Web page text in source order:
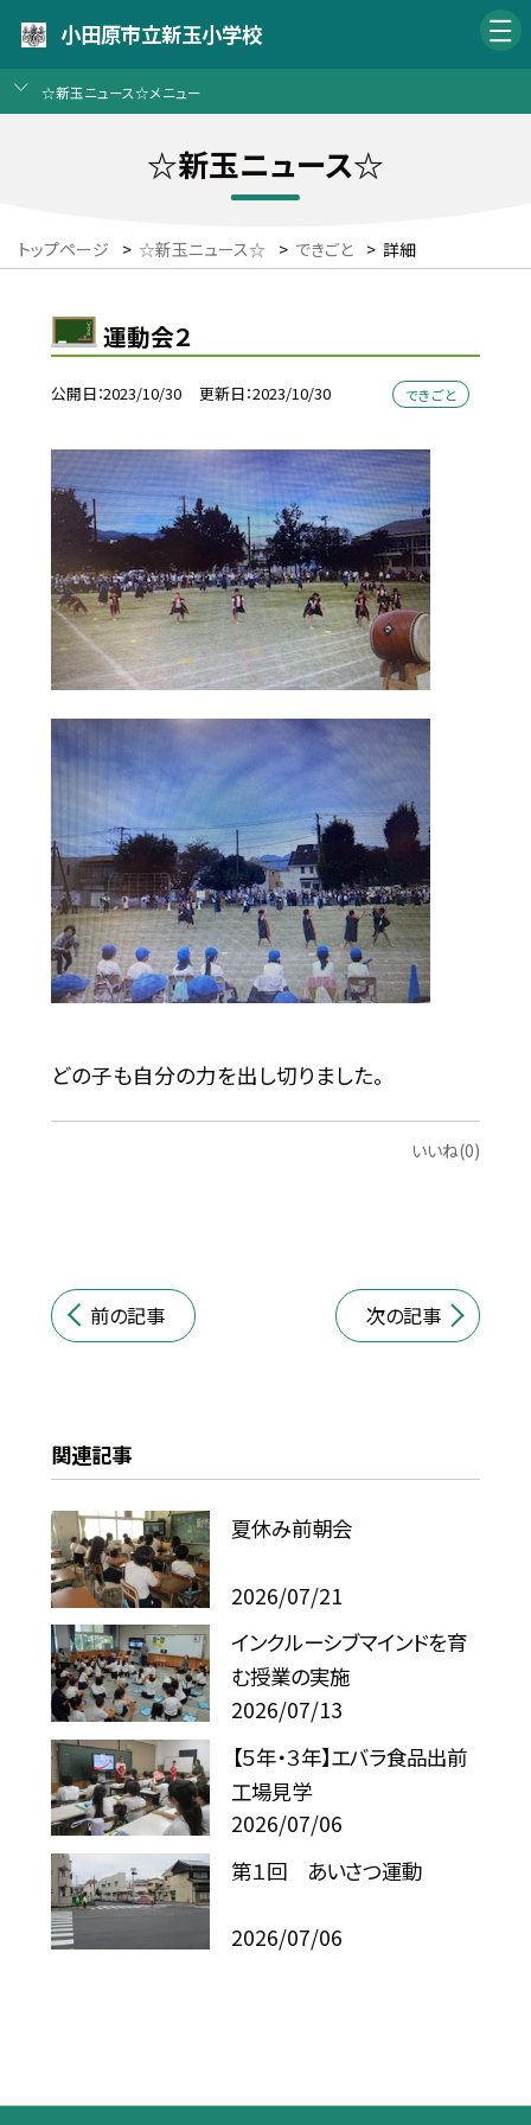
小田原市立新玉小学校
☆新玉ニュース☆メニュー
☆新玉ニュース☆
トップページ > ☆新玉ニュース☆ > できごと > 詳細
運動会２
公開日 2023/10/30 更新日 2023/10/30 できごと
どの子も自分の力を出し切りました。
いいね(0)
前の記事 次の記事
関連記事
夏休み前朝会
2026/07/21
インクルーシブマインドを育
む授業の実施
2026/07/13
【５年・３年】エバラ食品出前
工場見学
2026/07/06
第１回 あいさつ運動
2026/07/06